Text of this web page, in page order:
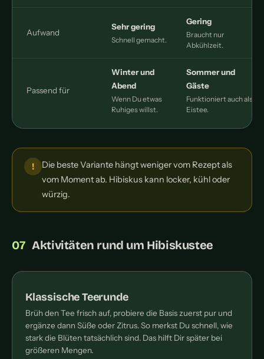
Aufwand
Sehr gering
Schnell gemacht.
Gering
Braucht nur
Abkühlzeit.
Passend für
Winter und
Abend
Wenn Du etwas
Ruhiges willst.
Sommer und
Gäste
Funktioniert auch als
Eistee.
Die beste Variante hängt weniger vom Rezept als
vom Moment ab. Hibiskus kann locker, kühl oder
würzig.
Aktivitäten rund um Hibiskustee
Klassische Teerunde
Brüh den Tee frisch auf, probiere die Basis zuerst pur und
ergänze dann Süße oder Zitrus. So merkst Du schnell, wie
stark die Blüten tatsächlich sind. Das hilft Dir später bei
größeren Mengen.